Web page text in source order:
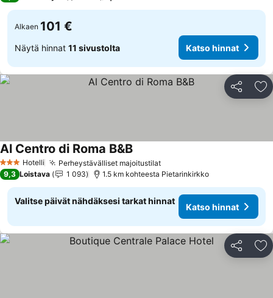
Alkaen 101 €
Näytä hinnat 11 sivustolta Katso hinnat
Jaa
3 Tähtiluokitus
Hotelli Perheystävälliset majoitustilatKatso hinnat
Al Centro di Roma B&BKatso hinnat
9,3 Loistava 1 093 1.5 km kohteesta Pietarinkirkko
Valitse päivät nähdäksesi tarkat hinnat
Katso hinnat
Jaa